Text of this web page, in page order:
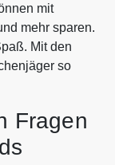
mit
mehr sparen.
Mit den
so
Fragen